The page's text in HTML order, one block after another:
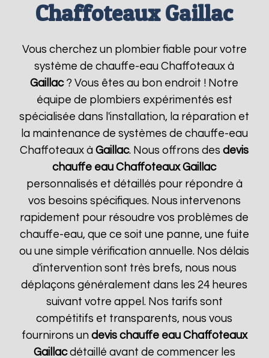
Chaffoteaux Gaillac
Vous cherchez un plombier fiable pour votre
système de chauffe-eau Chaffoteaux à
Gaillac? Vous êtes au bon endroit ! Notre
équipe de plombiers expérimentés est
spécialisée dans l'installation, la réparation et
la maintenance de systèmes de chauffe-eau
Chaffoteaux àGaillac. Nous offrons desdevis
chauffe eau Chaffoteaux Gaillac
personnalisés et détaillés pour répondre à
vos besoins spécifiques. Nous intervenons
rapidement pour résoudre vos problèmes de
chauffe-eau, que ce soit une panne, une fuite
ou une simple vérification annuelle. Nos délais
d'intervention sont très brefs, nous nous
déplaçons généralement dans les 24 heures
suivant votre appel. Nos tarifs sont
compétitifs et transparents, nous vous
fournirons un devis chauffe eau Chaffoteaux
Gaillacdétaillé avant de commencer les